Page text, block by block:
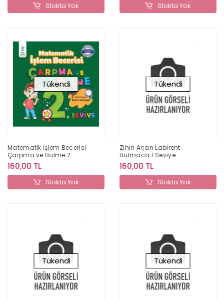
Stokta Yok Stokta Yok
Tükendi
Matematik İşlem Becerisi
Çarpma ve Bölme 2.
Seviye
160,00 TL
Stokta Yok
Tükendi
Zihin Açan Labirent
Bulmaca 1.Seviye
160,00 TL
Stokta Yok
Tükendi Tükendi